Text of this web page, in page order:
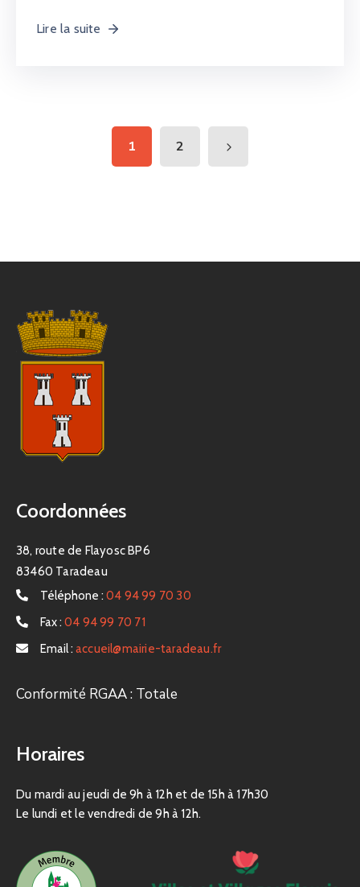
Lire la suite
1 2
Coordonnées
38, route de Flayosc BP6
83460 Taradeau
Téléphone : 04 94 99 70 30
Fax : 04 94 99 70 71
Email : accueil@mairie-taradeau.fr
Conformité RGAA : Totale
Horaires
Du mardi au jeudi de 9h à 12h et de 15h à 17h30
Le lundi et le vendredi de 9h à 12h.